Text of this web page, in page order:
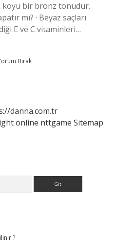
bir bronz tonudur.
mı? · Beyaz saçları
E ve C vitaminleri…
Bırak
danna.com.tr
online nttgame Sitemap
?